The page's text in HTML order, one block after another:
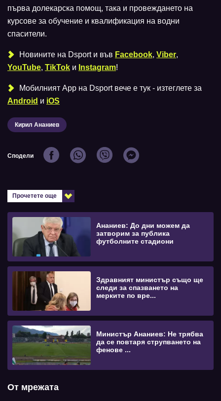
първа долекарска помощ, така и провеждането на
курсове за обучение и квалификация на водни
спасители.
Новините на Dsport и във Facebook, Viber,
YouTube, TikTok и Instagram!
Мобилният Аpp на Dsport вече е тук - изтеглете за
Android и iOS
Кирил Ананиев
Сподели
Прочетете още
Ананиев: До дни можем да
затворим за публика
футболните стадиони
Здравният министър също ще
следи за спазването на
мерките по вре...
Министър Ананиев: Не трябва
да се повтаря струпването на
фенове ...
От мрежата